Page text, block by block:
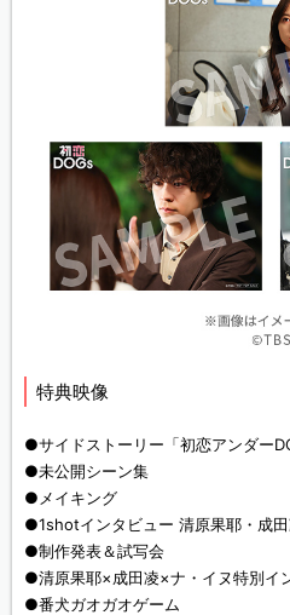
特典映像
●サイドストーリー「初恋アンダー
●未公開シーン集
●メイキング
●1shotインタビュー 清原果耶・成
●制作発表＆試写会
●清原果耶×成田凌×ナ・イヌ特別イ
●番犬ガオガオゲーム